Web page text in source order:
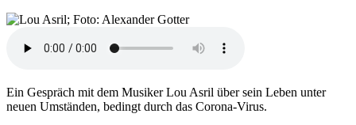
Ein Gespräch mit dem Musiker Lou Asril über sein Leben unter
neuen Umständen, bedingt durch das Corona-Virus.